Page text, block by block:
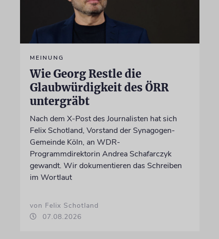
MEINUNG
Wie Georg Restle die
Glaubwürdigkeit des ÖRR
untergräbt
Nach dem X-Post des Journalisten hat sich
Felix Schotland, Vorstand der Synagogen-
Gemeinde Köln, an WDR-
Programmdirektorin Andrea Schafarczyk
gewandt. Wir dokumentieren das Schreiben
im Wortlaut
von Felix Schotland
07.08.2026